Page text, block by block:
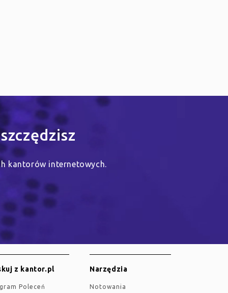
kantorów internetowych.
z kantor.pl
Poleceń
Narzędzia
Notowania